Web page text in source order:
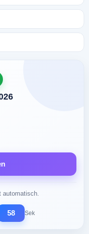
automatisch.
57 Sek